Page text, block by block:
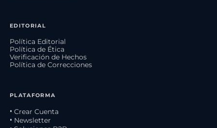
EDITORIAL
Política Editorial
Política de Ética
Verificación de Hechos
Política de Correcciones
PLATAFORMA
• Crear Cuenta
• Newsletter